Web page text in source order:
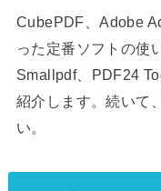
CubePDF、Adobe
った定番ソフトの使
Smallpdf、PDF24
紹介します。続いて
い。